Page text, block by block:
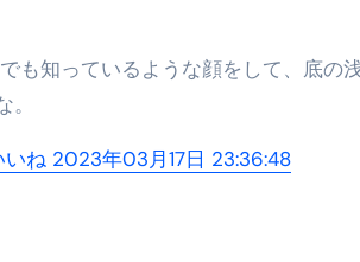
いね 2023年03月17日 23:36:48